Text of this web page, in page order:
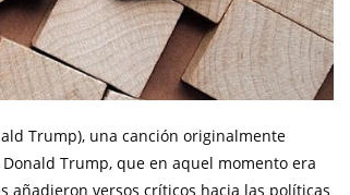
Trump), una canción originalmente
Trump, que en aquel momento era
añadieron versos críticos hacia las políticas